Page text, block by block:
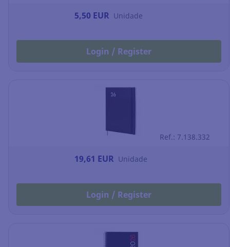
5,50 EUR Unidade
Login / Register
Ref.: 7.138.332
19,61 EUR Unidade
Login / Register